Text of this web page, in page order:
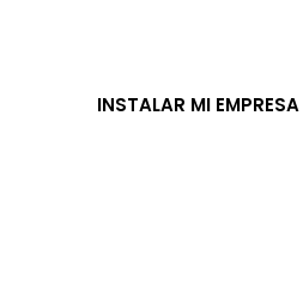
INSTALAR MI EMPRESA